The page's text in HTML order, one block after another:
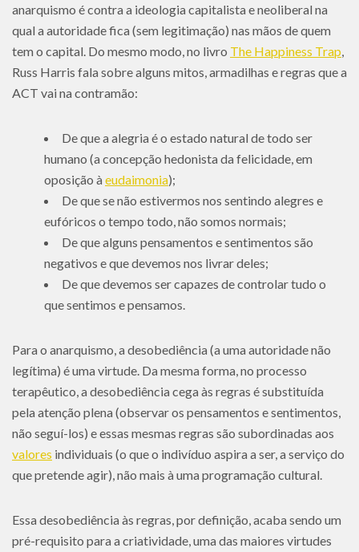
anarquismo é contra a ideologia capitalista e neoliberal na
qual a autoridade fica (sem legitimação) nas mãos de quem
tem o capital. Do mesmo modo, no livro The Happiness Trap
Russ Harris fala sobre alguns mitos, armadilhas e regras que a
ACT vai na contramão:
De que a alegria é o estado natural de todo ser
humano (a concepção hedonista da felicidade, em
oposição à eudaimonia);
De que se não estivermos nos sentindo alegres e
eufóricos o tempo todo, não somos normais;
De que alguns pensamentos e sentimentos são
negativos e que devemos nos livrar deles;
De que devemos ser capazes de controlar tudo o
que sentimos e pensamos.
Para o anarquismo, a desobediência (a uma autoridade não
legítima) é uma virtude. Da mesma forma, no processo
terapêutico, a desobediência cega às regras é substituída
pela atenção plena (observar os pensamentos e sentimentos,
não seguí-los) e essas mesmas regras são subordinadas aos
valores individuais (o que o indivíduo aspira a ser, a serviço do
que pretende agir), não mais à uma programação cultural.
Essa desobediência às regras, por definição, acaba sendo um
pré-requisito para a criatividade, uma das maiores virtudes